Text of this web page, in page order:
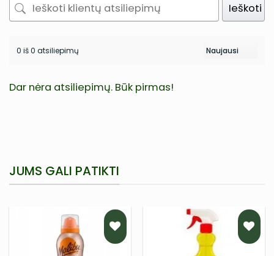
Ieškoti
0 iš 0 atsiliepimų
Dar nėra atsiliepimų. Būk pirmas!
JUMS GALI PATIKTI